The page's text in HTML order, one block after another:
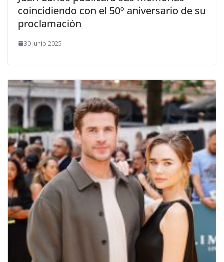
coincidiendo con el 50º aniversario de su
proclamación
30 junio 2025